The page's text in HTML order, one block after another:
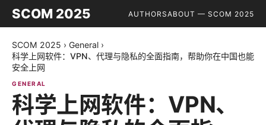
SCOM 2025 AUTHORSABOUT — SCOM 2025
SCOM 2025 › General ›
科学上网软件：VPN、代理与隐私的全面指南，帮助你在中国也能
安全上网
GENERAL
科学上网软件：VPN、